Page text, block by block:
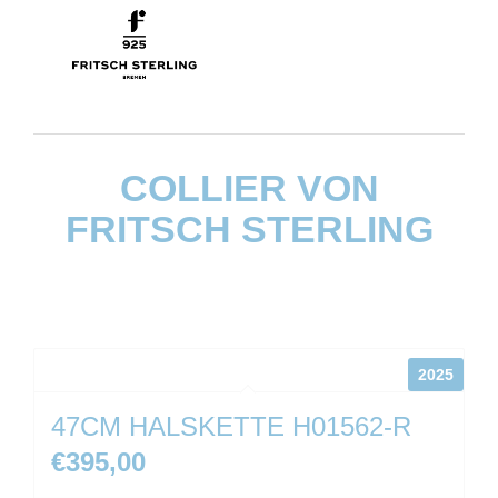
COLLIER VON
FRITSCH STERLING
2025
47CM HALSKETTE H01562-R
€395,00